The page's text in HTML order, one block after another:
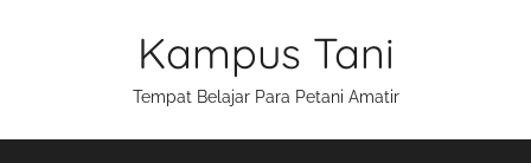
Kampus Tani
Tempat Belajar Para Petani Amatir